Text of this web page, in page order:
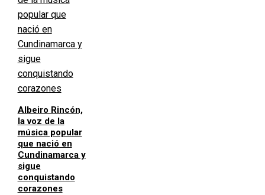
Albeiro Rincón,
la voz de la
música popular
que nació en
Cundinamarca y
sigue
conquistando
corazones